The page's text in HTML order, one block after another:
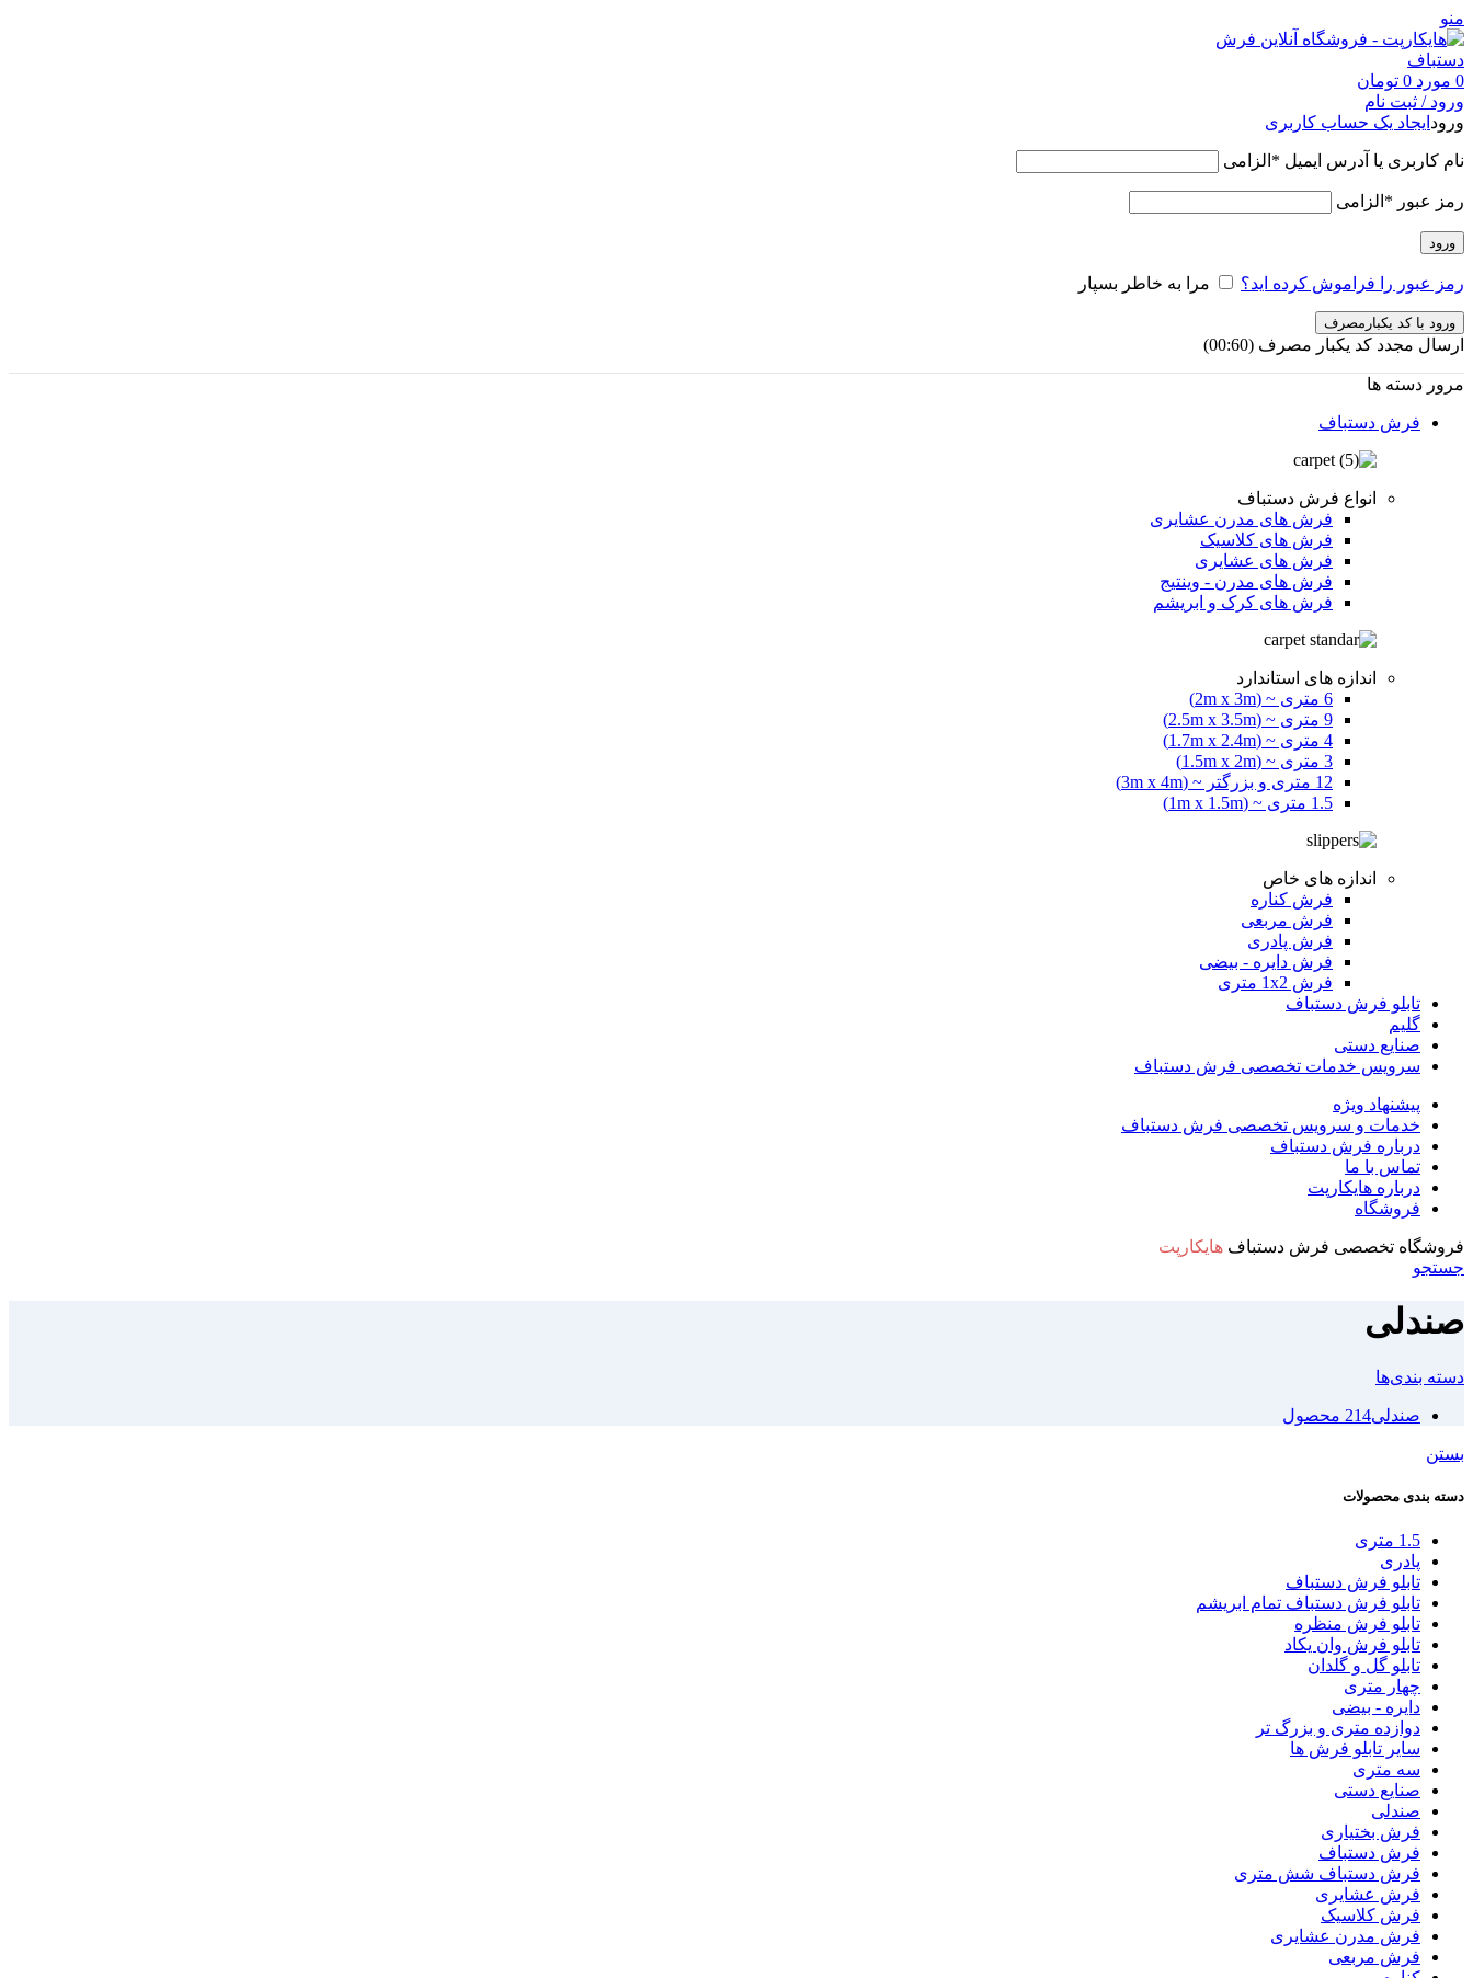
منو
0 مورد 0 تومان
ورود / ثبت نام
ورود ایجاد یک حساب کاربری
نام کاربری یا آدرس ایمیل * الزامی
رمز عبور * الزامی
ورود
رمز عبور را فراموش کرده اید؟ مرا به خاطر بسپار
ورود با کد یکبارمصرف
ارسال مجدد کد یکبار مصرف (00:
60
)
مرور دسته ها
فرش دستباف
انواع فرش دستباف
فرش های مدرن عشایری
فرش های کلاسیک
فرش های عشایری
فرش های مدرن - وینتیج
فرش های کرک و ابریشم
اندازه های استاندارد
6 متری ~ (2m x 3m)
9 متری ~ (2.5m x 3.5m)
4 متری ~ (1.7m x 2.4m)
3 متری ~ (1.5m x 2m)
12 متری و بزرگتر ~ (3m x 4m)
1.5 متری ~ (1m x 1.5m)
اندازه های خاص
فرش کناره
فرش مربعی
فرش پادری
فرش دایره - بیضی
فرش 1x2 متری
تابلو فرش دستباف
گلیم
صنایع دستی
سرویس خدمات تخصصی فرش دستباف
پیشنهاد ویژه
خدمات و سرویس تخصصی فرش دستباف
درباره فرش دستباف
تماس با ما
درباره هایکارپت
فروشگاه
فروشگاه تخصصی فرش دستباف هایکارپت
جستجو
صندلی
دسته بندی‌ها
صندلی214 محصول
بستن
دسته بندی محصولات
1.5 متری
پادری
تابلو فرش دستباف
تابلو فرش دستباف تمام ابریشم
تابلو فرش منظره
تابلو فرش وان یکاد
تابلو گل و گلدان
چهار متری
دایره - بیضی
دوازده متری و بزرگ تر
سایر تابلو فرش ها
سه متری
صنایع دستی
صندلی
فرش بختیاری
فرش دستباف
فرش دستباف شش متری
فرش عشایری
فرش کلاسیک
فرش مدرن عشایری
فرش مربعی